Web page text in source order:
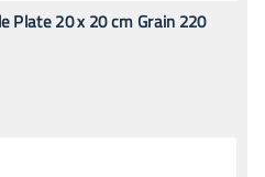
Plate 20 x 20 cm Grain 220